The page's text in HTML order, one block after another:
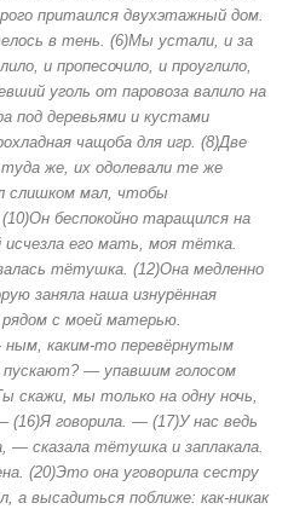
притаился двухэтажный дом.
в тень. (6)Мы устали, и за
и пропесочило, и проуглило,
уголь от паровоза валило на
под деревьями и кустами
чащоба для игр. (8)Две
же, их одолевали те же
слишком мал, чтобы
беспокойно таращился на
исчезла его мать, моя тётка.
тётушка. (12)Она медленно
заняла наша изнурённая
с моей матерью.
ным, каким-то перевёрнутым
— упавшим голосом
скажи, мы только на одну ночь,
говорила. — (17)У нас ведь
— сказала тётушка и заплакала.
(20)Это она уговорила сестру
а высадиться поближе: как-никак